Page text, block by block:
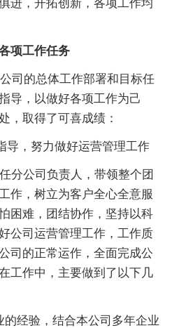
进，开拓创新，各项工作均
项工作任务
司的总体工作部署和目标任
导，以做好各项工作为己
，取得了可喜成绩：
导，努力做好运营管理工作
分公司负责人，带领整个团
作，树立为客户全心全意服
困难，团结协作，坚持以科
公司运营管理工作，工作质
司的正常运作，全面完成公
工作中，主要做到了以下几
的经验，结合本公司多年企业